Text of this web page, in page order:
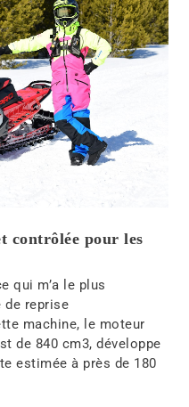
contrôlée pour les
qui m’a le plus
de reprise
machine, le moteur
de 840 cm3, développe
estimée à près de 180